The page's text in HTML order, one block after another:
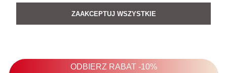
ZAAKCEPTUJ WSZYSTKIE